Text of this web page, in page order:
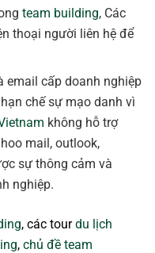
team building, Các
thoại người liên hệ để
email cấp doanh nghiệp
chế sự mạo danh vì
không hỗ trợ
mail, outlook,
sự thông cảm và
nghiệp.
, các tourdu lịch
, chủ đề team